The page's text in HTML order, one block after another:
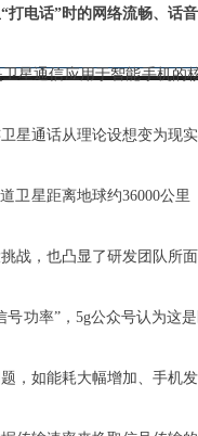
电话”时的网络流畅、话
星通信应用于智能手机的
星通话从理论设想变为现
卫星距离地球约36000公
战，也凸显了研发团队所
号功率”，5g公众号认为这
，如能耗大幅增加、手机